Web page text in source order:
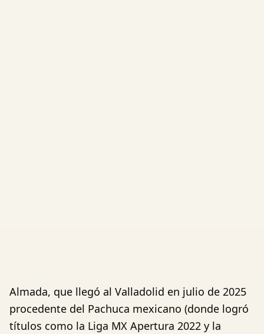
Almada, que llegó al Valladolid en julio de 2025
procedente del Pachuca mexicano (donde logró
títulos como la Liga MX Apertura 2022 y la